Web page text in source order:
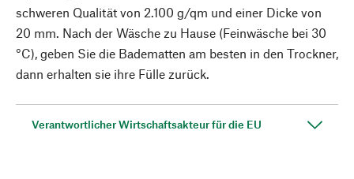
schweren Qualität von 2.100 g/qm und einer Dicke von
20 mm. Nach der Wäsche zu Hause (Feinwäsche bei 30
°C), geben Sie die Badematten am besten in den Trockner,
dann erhalten sie ihre Fülle zurück.
Verantwortlicher Wirtschaftsakteur für die EU